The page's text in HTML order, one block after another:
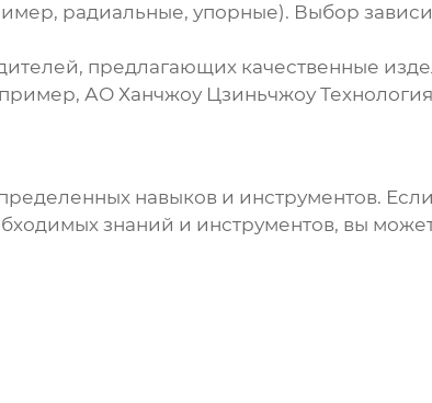
радиальные, упорные). Выбор
предлагающих качественные
АО Ханчжоу Цзиньчжоу Технология
навыков и инструментов. Если
знаний и инструментов, вы